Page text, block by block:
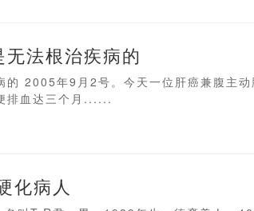
法根治疾病的
的 2005年9月2号。今天一位肝癌兼腹主动
排血达三个月......
化病人